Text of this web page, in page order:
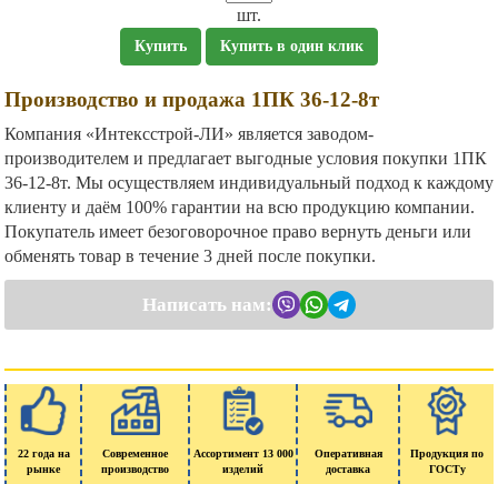
шт.
Купить Купить в один клик
Производство и продажа 1ПК 36-12-8т
Компания «Интексстрой-ЛИ» является заводом-
производителем и предлагает выгодные условия покупки 1ПК
36-12-8т. Мы осуществляем индивидуальный подход к каждому
клиенту и даём 100% гарантии на всю продукцию компании.
Покупатель имеет безоговорочное право вернуть деньги или
обменять товар в течение 3 дней после покупки.
Написать нам:
22 года на
рынке
Современное
производство
Ассортимент 13 000
изделий
Оперативная
доставка
Продукция по
ГОСТу